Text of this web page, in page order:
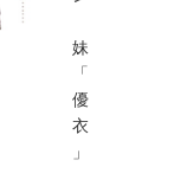
妹
「
優
衣
」